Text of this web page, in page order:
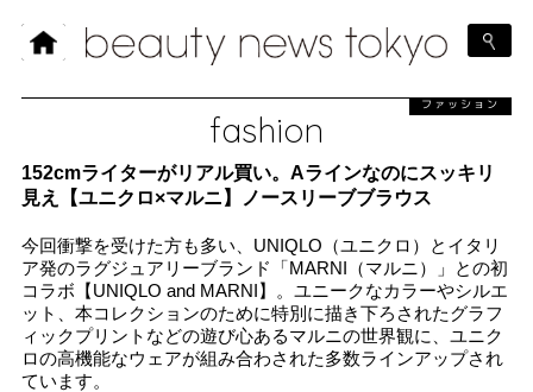
fashion
ファッション
152cmライターがリアル買い。Aラインなのにスッキリ
見え【ユニクロ×マルニ】ノースリーブブラウス
今回衝撃を受けた方も多い、UNIQLO（ユニクロ）とイタリ
ア発のラグジュアリーブランド「MARNI（マルニ）」との初
コラボ【UNIQLO and MARNI】。ユニークなカラーやシルエ
ット、本コレクションのために特別に描き下ろされたグラフ
ィックプリントなどの遊び心あるマルニの世界観に、ユニク
ロの高機能なウェアが組み合わされた多数ラインアップされ
ています。